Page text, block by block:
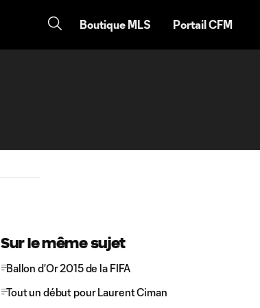
Boutique MLS Portail CFM
Sur le même sujet
Ballon d’Or 2015 de la FIFA
Tout un début pour Laurent Ciman